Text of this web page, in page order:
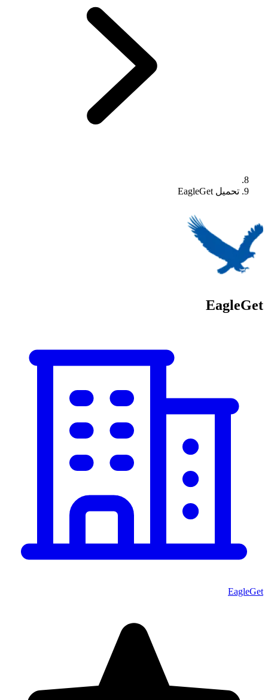
تحميل EagleGet
EagleGet
EagleGet